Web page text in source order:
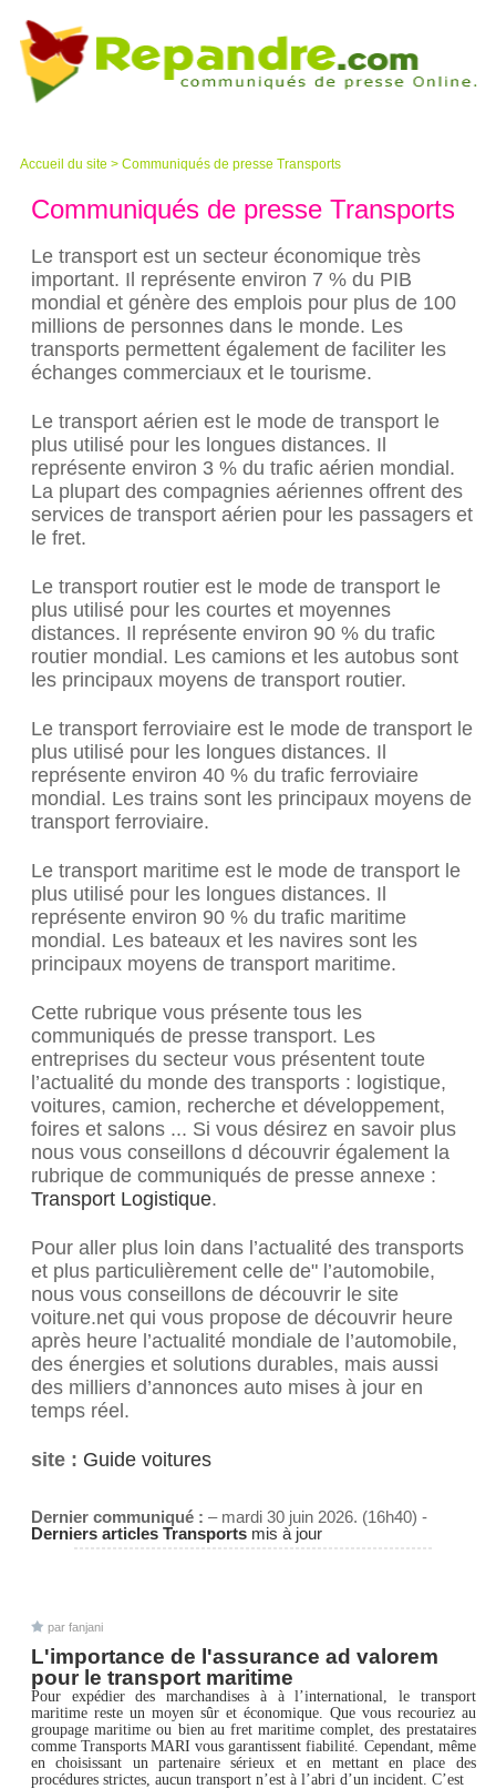
Accueil du site > Communiqués de presse Transports
Communiqués de presse Transports
Le transport est un secteur économique très
important. Il représente environ 7 % du PIB
mondial et génère des emplois pour plus de 100
millions de personnes dans le monde. Les
transports permettent également de faciliter les
échanges commerciaux et le tourisme.
Le transport aérien est le mode de transport le
plus utilisé pour les longues distances. Il
représente environ 3 % du trafic aérien mondial.
La plupart des compagnies aériennes offrent des
services de transport aérien pour les passagers et
le fret.
Le transport routier est le mode de transport le
plus utilisé pour les courtes et moyennes
distances. Il représente environ 90 % du trafic
routier mondial. Les camions et les autobus sont
les principaux moyens de transport routier.
Le transport ferroviaire est le mode de transport le
plus utilisé pour les longues distances. Il
représente environ 40 % du trafic ferroviaire
mondial. Les trains sont les principaux moyens de
transport ferroviaire.
Le transport maritime est le mode de transport le
plus utilisé pour les longues distances. Il
représente environ 90 % du trafic maritime
mondial. Les bateaux et les navires sont les
principaux moyens de transport maritime.
Cette rubrique vous présente tous les
communiqués de presse transport. Les
entreprises du secteur vous présentent toute
l’actualité du monde des transports : logistique,
voitures, camion, recherche et développement,
foires et salons ... Si vous désirez en savoir plus
nous vous conseillons d découvrir également la
rubrique de communiqués de presse annexe :
Transport Logistique.
Pour aller plus loin dans l’actualité des transports
et plus particulièrement celle de" l’automobile,
nous vous conseillons de découvrir le site
voiture.net qui vous propose de découvrir heure
après heure l’actualité mondiale de l’automobile,
des énergies et solutions durables, mais aussi
des milliers d’annonces auto mises à jour en
temps réel.
site : Guide voitures
Dernier communiqué : – mardi 30 juin 2026. (16h40) -
Derniers articles Transports mis à jour
par fanjani
L'importance de l'assurance ad valorem
pour le transport maritime
Pour expédier des marchandises à à l’international, le transport
maritime reste un moyen sûr et économique. Que vous recouriez au
groupage maritime ou bien au fret maritime complet, des prestataires
comme Transports MARI vous garantissent fiabilité. Cependant, même
en choisissant un partenaire sérieux et en mettant en place des
procédures strictes, aucun transport n’est à l’abri d’un incident. C’est